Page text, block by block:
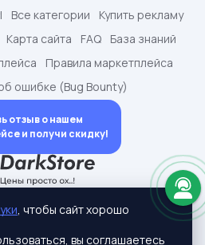
© dark.shopping
Все категории
Купить рекламу
Карта сайта FAQ
База знаний
Правила маркетплейса
ошибке (Bug Bounty)
отзыв о нашем
и получи скидку!
, чтобы сайт хорошо
вы соглашаетесь